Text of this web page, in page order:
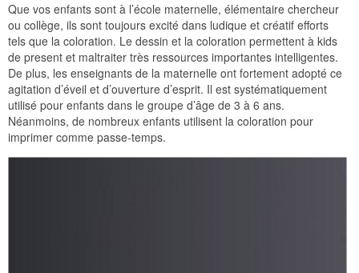
Que vos enfants sont à l’école maternelle, élémentaire chercheur
ou collège, ils sont toujours excité dans ludique et créatif efforts
tels que la coloration. Le dessin et la coloration permettent à kids
de present et maltraiter très ressources importantes intelligentes.
De plus, les enseignants de la maternelle ont fortement adopté ce
agitation d’éveil et d’ouverture d’esprit. Il est systématiquement
utilisé pour enfants dans le groupe d’âge de 3 à 6 ans.
Néanmoins, de nombreux enfants utilisent la coloration pour
imprimer comme passe-temps.